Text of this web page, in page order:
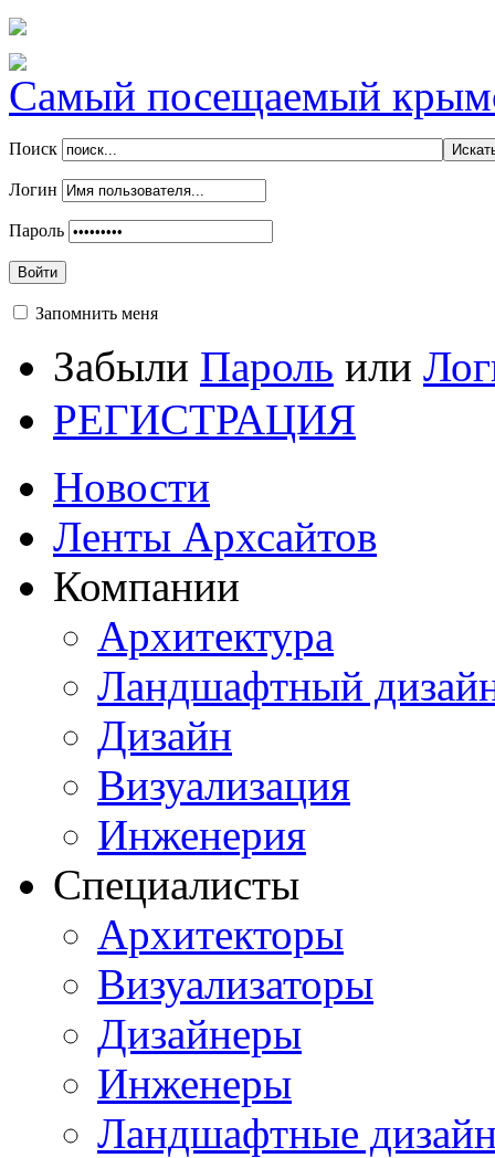
Самый посещаемый
Поиск
Логин
Пароль
Войти
Запомнить меня
Забыли Пароль или
РЕГИСТРАЦИЯ
Новости
Ленты Архсайтов
Компании
Архитектура
Ландшафтный
Дизайн
Визуализация
Инженерия
Специалисты
Архитекторы
Визуализаторы
Дизайнеры
Инженеры
Ландшафтные